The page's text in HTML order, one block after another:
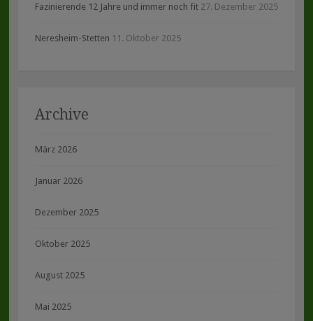
Fazinierende 12 Jahre und immer noch fit 27. Dezember 2025
Neresheim-Stetten 11. Oktober 2025
Archive
März 2026
Januar 2026
Dezember 2025
Oktober 2025
August 2025
Mai 2025